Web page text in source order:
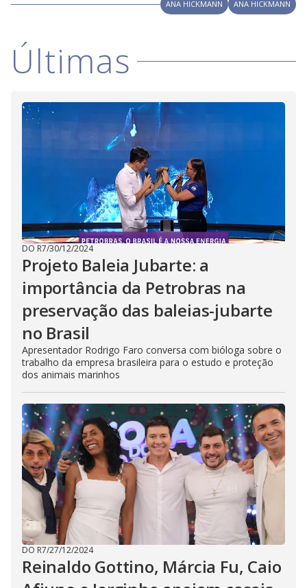
V
i
d
e
o
d ANA HICKMANN ANA HICKMANN
Últimas
DO R7/30/12/2024
Projeto Baleia Jubarte: a
importância da Petrobras na
preservação das baleias-jubarte
no Brasil
Apresentador Rodrigo Faro conversa com bióloga sobre o
trabalho da empresa brasileira para o estudo e proteção
dos animais marinhos
DO R7/27/12/2024
Reinaldo Gottino, Márcia Fu, Caio